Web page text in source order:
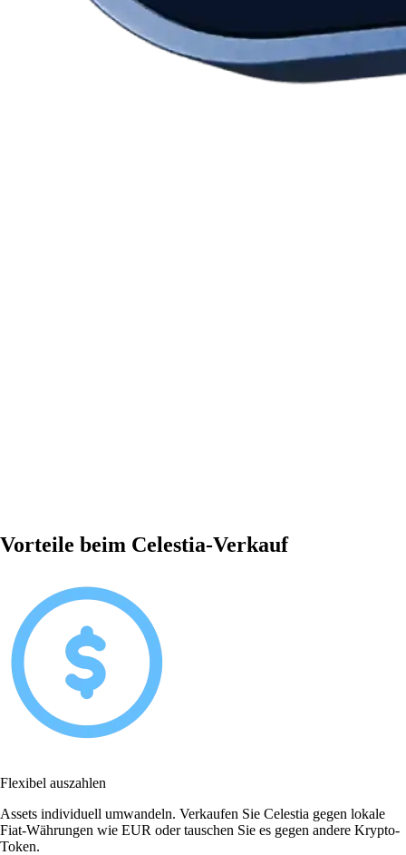
Vorteile beim Celestia-Verkauf
Flexibel auszahlen
Assets individuell umwandeln. Verkaufen Sie Celestia gegen lokale
Fiat-Währungen wie EUR oder tauschen Sie es gegen andere Krypto-
Token.